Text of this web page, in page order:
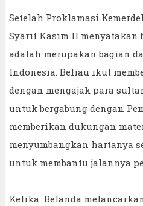
Setelah Proklamasi
Syarif Kasim II menyatakan
adalah merupakan bagian
Indonesia. Beliau ikut
dengan mengajak para
untuk bergabung dengan
memberikan dukungan
menyumbangkan hartanya
untuk membantu jalannya
Ketika Belanda